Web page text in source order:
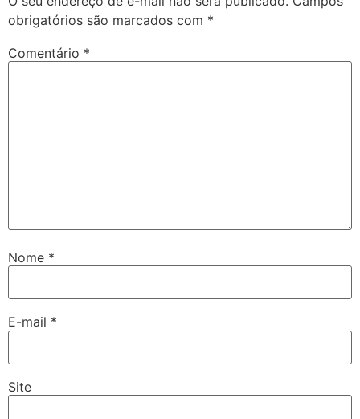
obrigatórios são marcados com *
Comentário *
Nome *
E-mail *
Site